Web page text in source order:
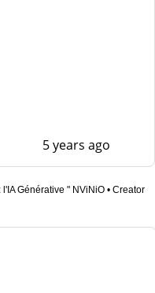
5 years ago
Générative " NViNiO • Creator